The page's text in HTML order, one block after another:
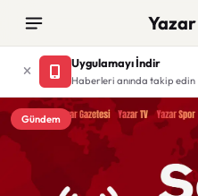
Uygulamayı İndir
Haberleri anında takip edin
Gündem